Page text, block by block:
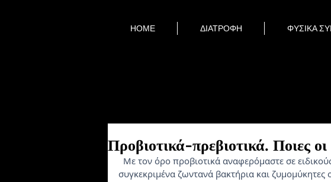
Προβιοτικά-πρεβιοτικά. Ποιες
συγκεκριμένα ζωντανά βακτήρια και
HOME ΔΙΑΤΡΟΦΗ ΦΥΣΙΚΑ